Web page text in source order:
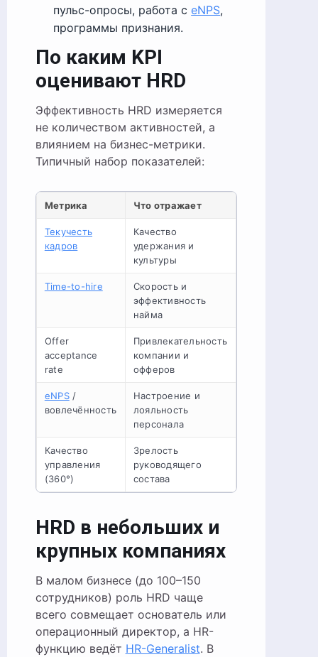
пульс-опросы, работа сeNPS,
программы признания.
По каким KPI
оценивают HRD
Эффективность HRD измеряется
не количеством активностей, а
влиянием на бизнес-метрики.
Типичный набор показателей:
Метрика Что отражает
Текучесть
кадров
Качество
удержания и
культуры
Time-to-hire
Скорость и
эффективность
найма
Offer
acceptance
rate
Привлекательность
компании и
офферов
eNPS/
вовлечённость
Настроение и
лояльность
персонала
Качество
управления
(360°)
Зрелость
руководящего
состава
HRD в небольших и
крупных компаниях
В малом бизнесе (до 100–150
сотрудников) роль HRD чаще
всего совмещает основатель или
операционный директор, а HR-
функцию ведёт HR-Generalist. В